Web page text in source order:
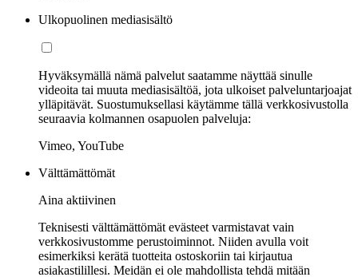
Ulkopuolinen mediasisältö
Hyväksymällä nämä palvelut saatamme näyttää sinulle
videoita tai muuta mediasisältöä, jota ulkoiset palveluntarjoajat
ylläpitävät. Suostumuksellasi käytämme tällä verkkosivustolla
seuraavia kolmannen osapuolen palveluja:
Vimeo, YouTube
Välttämättömät
Aina aktiivinen
Teknisesti välttämättömät evästeet varmistavat vain
verkkosivustomme perustoiminnot. Niiden avulla voit
esimerkiksi kerätä tuotteita ostoskoriin tai kirjautua
asiakastilillesi. Meidän ei ole mahdollista tehdä mitään